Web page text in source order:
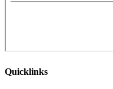
Quicklinks